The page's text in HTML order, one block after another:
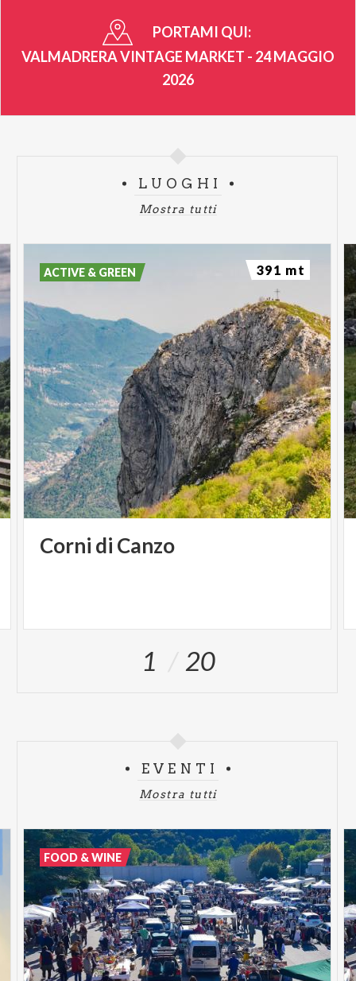
PORTAMI QUI:
VALMADRERA VINTAGE MARKET - 24 MAGGIO
2026
LUOGHI
Mostra tutti
Corni di Canzo
ACTIVE & GREEN 391 mt
1 20
EVENTI
Mostra tutti
FOOD & WINE